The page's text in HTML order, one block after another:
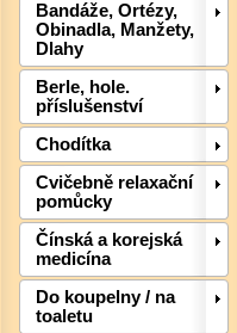
Bandáže, Ortézy,
Obinadla, Manžety,
Dlahy
Berle, hole.
příslušenství
Chodítka
Cvičebně relaxační
pomůcky
Čínská a korejská
medicína
Do koupelny / na
toaletu